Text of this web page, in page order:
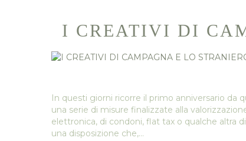
I CREATIVI DI
In questi giorni ricorre il primo anniversario
una serie di misure finalizzate alla
elettronica, di condoni, flat tax o qualche altra
una disposizione che,…